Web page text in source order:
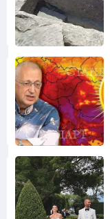
Снимка:
Bulgaria ON
AIR